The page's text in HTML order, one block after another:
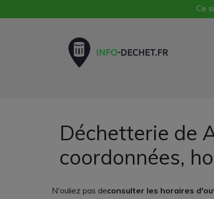
Ce
Déchetterie de
coordonnées,
N'ouliez pas deconsulter les horaires